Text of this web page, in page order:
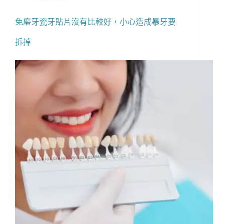
免磨牙瓷牙貼片沒有比較好，小心造成暴牙要
拆掉